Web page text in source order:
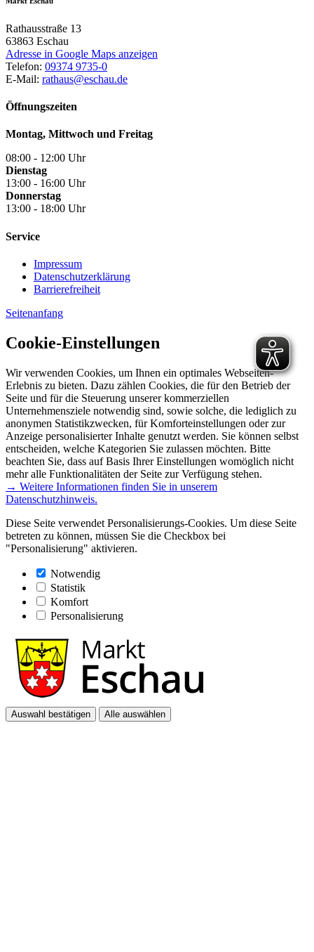
Rathausstraße 13
63863 Eschau
Adresse in Google Maps anzeigen
Telefon: 09374 9735-0
E-Mail: rathaus@eschau.de
Öffnungszeiten
Montag, Mittwoch und Freitag
08:00 - 12:00 Uhr
Dienstag
13:00 - 16:00 Uhr
Donnerstag
13:00 - 18:00 Uhr
Service
Impressum
Datenschutzerklärung
Barrierefreiheit
Seitenanfang
Cookie-Einstellungen
Wir verwenden Cookies, um Ihnen ein optimales Webseiten-
Erlebnis zu bieten. Dazu zählen Cookies, die für den Betrieb der
Seite und für die Steuerung unserer kommerziellen
Unternehmensziele notwendig sind, sowie solche, die lediglich zu
anonymen Statistikzwecken, für Komforteinstellungen oder zur
Anzeige personalisierter Inhalte genutzt werden. Sie können selbst
entscheiden, welche Kategorien Sie zulassen möchten. Bitte
beachten Sie, dass auf Basis Ihrer Einstellungen womöglich nicht
mehr alle Funktionalitäten der Seite zur Verfügung stehen.
→ Weitere Informationen finden Sie in unserem
Datenschutzhinweis.
Diese Seite verwendet Personalisierungs-Cookies. Um diese Seite
betreten zu können, müssen Sie die Checkbox bei
"Personalisierung" aktivieren.
Notwendig
Statistik
Komfort
Personalisierung
Auswahl bestätigen Alle auswählen